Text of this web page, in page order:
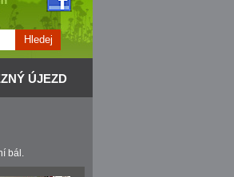
Hledej
ÚJEZD
bál.